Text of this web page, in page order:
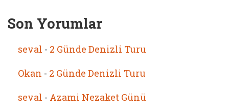
Son Yorumlar
seval - 2 Günde Denizli Turu
Okan - 2 Günde Denizli Turu
seval - Azami Nezaket Günü